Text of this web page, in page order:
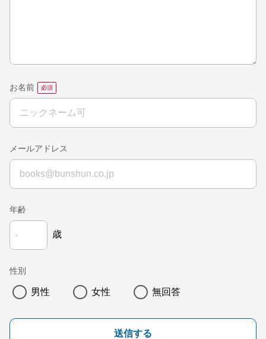
お名前
メールアドレス
年齢
歳
性別
男性 女性 無回答
送信する